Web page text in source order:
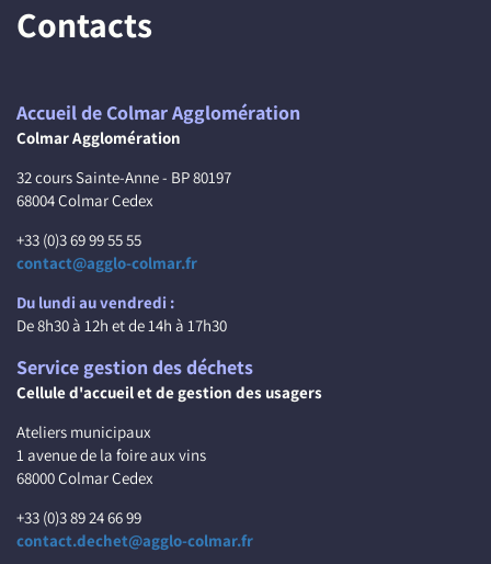
Contacts
Accueil de Colmar Agglomération
Colmar Agglomération
32 cours Sainte-Anne - BP 80197
68004 Colmar Cedex
+33 (0)3 69 99 55 55
contact@agglo-colmar.fr
Du lundi au vendredi :
De 8h30 à 12h et de 14h à 17h30
Service gestion des déchets
Cellule d'accueil et de gestion des usagers
Ateliers municipaux
1 avenue de la foire aux vins
68000 Colmar Cedex
+33 (0)3 89 24 66 99
contact.dechet@agglo-colmar.fr